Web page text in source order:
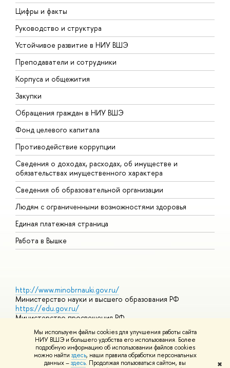
Мы используем файлы cookies для улучшения работы сайта
НИУ ВШЭ и большего удобства его использования. Более
подробную информацию об использовании файлов cookies
можно найти здесь, наши правила обработки персональных
данных –здесь. Продолжая пользоваться сайтом, вы
✖
Цифры и факты
Руководство и структура
Устойчивое развитие в НИУ ВШЭ
Преподаватели и сотрудники
Корпуса и общежития
Закупки
Обращения граждан в НИУ ВШЭ
Фонд целевого капитала
Противодействие коррупции
Сведения о доходах, расходах, об имуществе и
обязательствах имущественного характера
Сведения об образовательной организации
Людям с ограниченными возможностями здоровья
Единая платежная страница
Работа в Вышке
http://www.minobrnauki.gov.ru/
Министерство науки и высшего образования РФ
https://edu.gov.ru/
Министерство просвещения РФ
https://elearning.hse.ru/mooc
Массовые открытые онлайн-курсы
© НИУ ВШЭ 1993–2026 Адреса и контактыУсловия